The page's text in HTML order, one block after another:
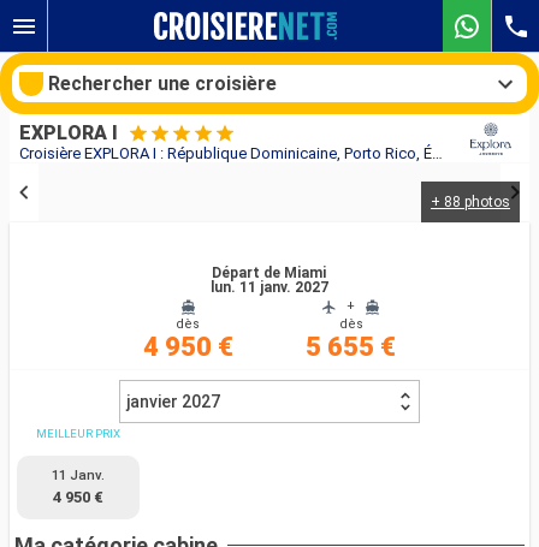
Croisière EXPLORA I : République Dominicaine, Porto Rico, États-Unis, Virgin Gorda au départ de Miami
EXPLORA I
+ 88 photos
Départ de Miami
lun. 11 janv. 2027
dès
4 950 €
+
dès
5 655 €
janvier 2027
MEILLEUR PRIX
11 Janv.
4 950 €
Rechercher une croisière
Compagnies
Rechercher